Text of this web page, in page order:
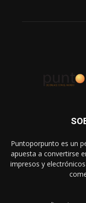
Puntoporpunto es un
apuesta a convertirse
impresos y